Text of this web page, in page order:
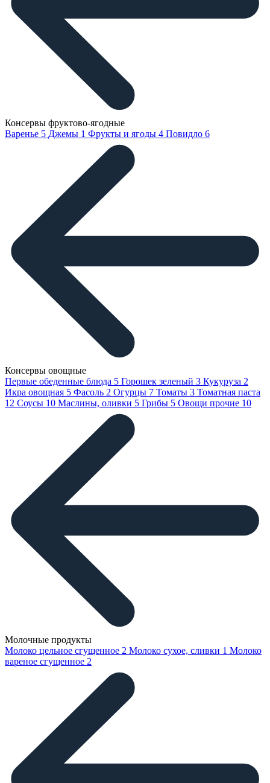
Консервы фруктово-ягодные
Варенье 5 Джемы 1 Фрукты и ягоды 4 Повидло 6
Консервы овощные
Первые обеденные блюда 5 Горошек зеленый 3 Кукуруза 2
Икра овощная 5 Фасоль 2 Огурцы 7 Томаты 3 Томатная паста
12 Соусы 10 Маслины, оливки 5 Грибы 5 Овощи прочие 10
Молочные продукты
Молоко цельное сгущенное 2 Молоко сухое, сливки 1 Молоко
вареное сгущенное 2